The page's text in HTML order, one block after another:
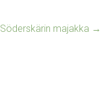
Söderskärin majakka →